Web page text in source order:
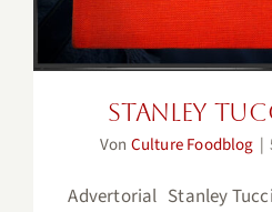
Stanley
Von Culture Foodblog |
Advertorial Stanley Tucci